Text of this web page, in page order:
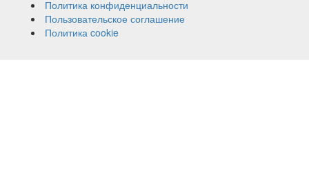
Политика конфиденциальности
Пользовательское соглашение
Политика cookie